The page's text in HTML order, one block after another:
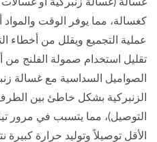
كغسالة، مما يوفر الوقت والمواد
عملية التجميع ويقلل من أخطاء
تقليل استخدام صمولة الفلنج
الصواميل السداسية مع غسالة
الزنبركية بشكل خاطئ بين
التوصيل)، مما يتسبب في مرور
الأقل توصيلاً وتوليد حرارة كبيرة